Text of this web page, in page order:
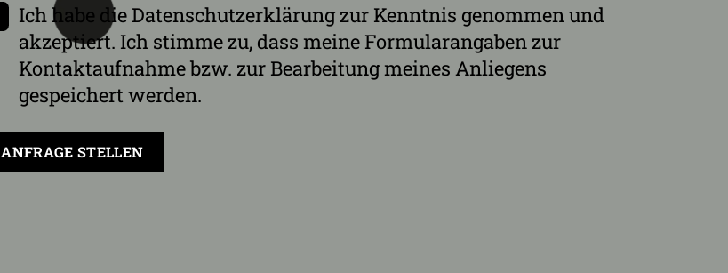
Ich habe die Datenschutzerklärung zur Kenntnis genommen und
akzeptiert. Ich stimme zu, dass meine Formularangaben zur
Kontaktaufnahme bzw. zur Bearbeitung meines Anliegens
gespeichert werden.
ANFRAGE STELLEN